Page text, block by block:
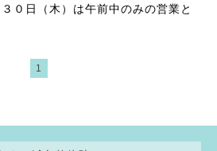
０日（木）は午前中のみの営業と
1